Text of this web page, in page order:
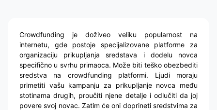
Crowdfunding je doživeo veliku popularnost na
internetu, gde postoje specijalizovane platforme za
organizaciju prikupljanja sredstava i dodelu novca
specifično u svrhu primaoca. Može biti teško obezbediti
sredstva na crowdfunding platformi. Ljudi moraju
primetiti vašu kampanju za prikupljanje novca među
stotinama drugih, proučiti njene detalje i odlučiti da joj
povere svoj novac. Zatim će oni doprineti sredstvima za